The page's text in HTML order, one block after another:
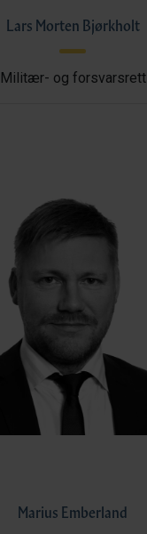
Lars Morten Bjørkholt
Militær- og forsvarsrett
Marius Emberland